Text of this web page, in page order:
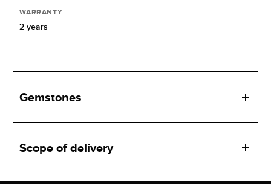
WARRANTY
2 years
Gemstones
Scope of delivery